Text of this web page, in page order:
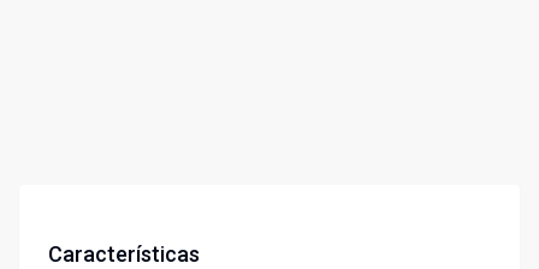
Características